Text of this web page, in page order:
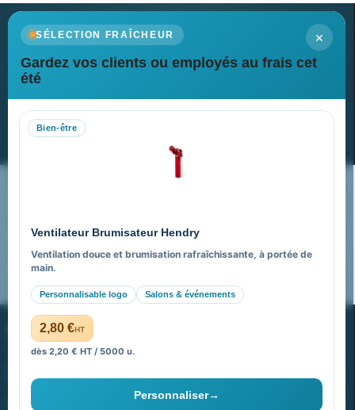
×
SÉLECTION FRAÎCHEUR
Gardez vos clients ou employés au frais cet
été
Bien-être
Ventilateur Brumisateur Hendry
Ventilation douce et brumisation rafraîchissante, à portée de
main.
Personnalisable logo Salons & événements
2,80 €HT
dès 2,20 € HT / 5000 u.
Personnaliser→
Newsletter
Recevez nos dernières nouvelles et nos offres spéciales
Nos expertises & accompagnement global
FAQ sur Promenoch Goodies Pub France
Pourquoi ça a marché à 100% pour moi ?
PROMENOCH GOODIES
40 rue Madeleine Michelis